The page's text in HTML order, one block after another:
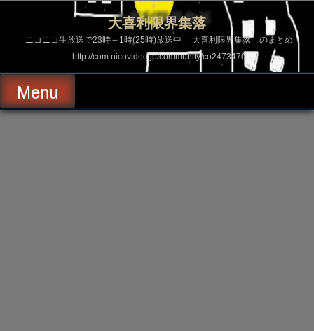
ス
ッ
プ
大喜利限界集落
ニコニコ生放送で23時～1時(25時)放送中 「大喜利限界集落」のまとめ
http://com.nicovideo.jp/community/co2473470
Menu